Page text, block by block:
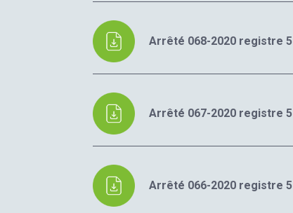
Arrêté 068-2020 registre 5
Arrêté 067-2020 registre 5
Arrêté 066-2020 registre 5